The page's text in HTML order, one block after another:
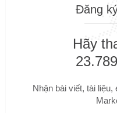
Đăng
Hãy
Nhận bài viết, tài